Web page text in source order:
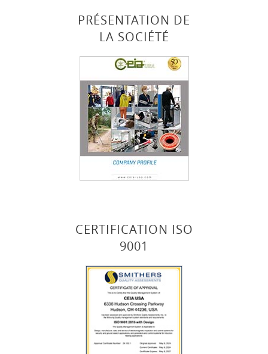
PRÉSENTATION DE
LA SOCIÉTÉ
CERTIFICATION ISO
9001